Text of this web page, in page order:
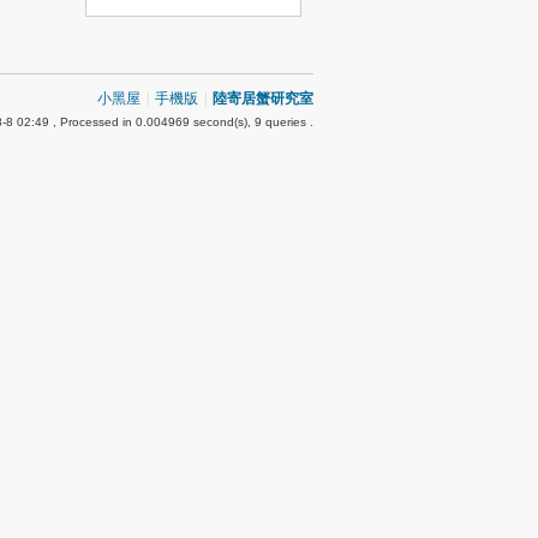
小黑屋 手機版 陸寄居蟹研究室
8 02:49 , Processed in 0.004969 second(s), 9 queries .